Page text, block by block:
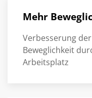
Mehr
Verbesserung
Beweglichkeit
Arbeitsplatz